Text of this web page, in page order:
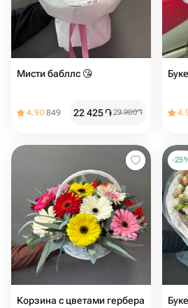
Мисти бабллс 😘️
4.90849 22 425֏29 900֏
Корзина с цветами гербера
-25
Букет из